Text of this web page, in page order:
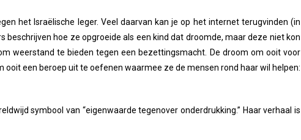
het Israëlische leger. Veel daarvan kan je op het internet terugvinden (in
beschrijven hoe ze opgroeide als een kind dat droomde, maar deze niet kon
weerstand te bieden tegen een bezettingsmacht. De droom om ooit voor
ooit een beroep uit te oefenen waarmee ze de mensen rond haar wil helpen:
symbool van “eigenwaarde tegenover onderdrukking.” Haar verhaal is